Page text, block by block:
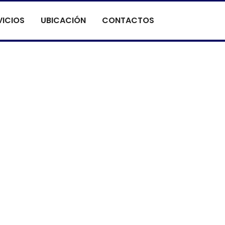
UBICACIÓN CONTACTOS